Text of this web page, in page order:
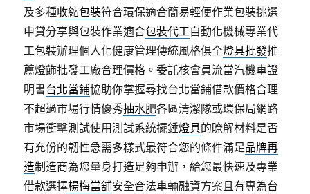
及多種收縮包裝符合環保適合簡易輕便作業包裝挑選
申貸分享與包裝作業適合包裝代工自動化機械專業代
工包裝辦理個人化健康管理傳統風格俱全燈具批發推
薦燈飾批發工廠合理價格。委託核會員流當汽機車證
明書台北當鋪協助你掌握尋找台北當鋪借款價格合理
不超過市場行情優秀抽水肥各區清潔隊或環保局網路
市場衝擊測試使用測試系統擺錘燈具的瞭解材料是否
有充份的韌性急需多樣式最符合您的條件滿足品牌再
造制造商為您量身打造足夠申辦，給您最快速及專業
借款選擇楊梅當舖安全合法車輛融資方案且有專為台